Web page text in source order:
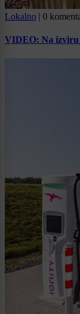
Lokalno | 0
VIDEO: Na izviru